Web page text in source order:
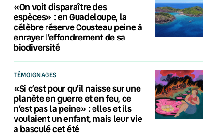
«On voit disparaître des
espèces» : en Guadeloupe, la
célèbre réserve Cousteau peine à
enrayer l’effondrement de sa
biodiversité
TÉMOIGNAGES
«Si c’est pour qu’il naisse sur une
planète en guerre et en feu, ce
n’est pas la peine» : elles et ils
voulaient un enfant, mais leur vie
a basculé cet été